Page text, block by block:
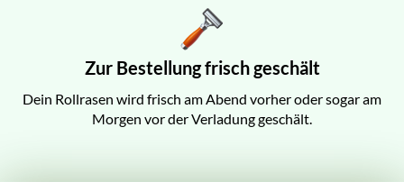
Zur Bestellung frisch geschält
Dein Rollrasen wird frisch am Abend vorher oder sogar am
Morgen vor der Verladung geschält.